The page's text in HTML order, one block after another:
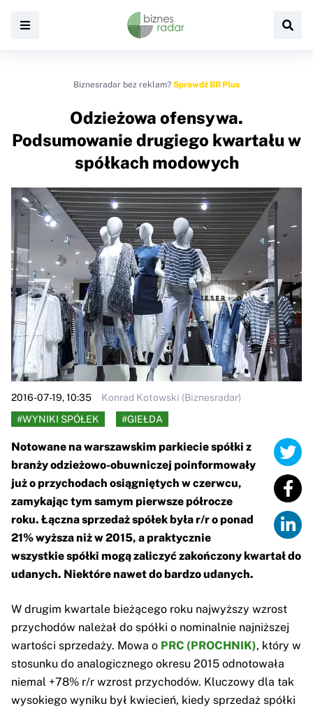
Biznesradar bez reklam? Sprawdź BR Plus
Odzieżowa ofensywa.
Podsumowanie drugiego kwartału w
spółkach modowych
2016-07-19, 10:35
Konrad Kotowski (Biznesradar)
#WYNIKI SPÓŁEK
#GIEŁDA
Notowane na warszawskim parkiecie spółki z
branży odzieżowo-obuwniczej poinformowały
już o przychodach osiągniętych w czerwcu,
zamykając tym samym pierwsze półrocze
roku. Łączna sprzedaż spółek była r/r o ponad
21% wyższa niż w 2015, a praktycznie
wszystkie spółki mogą zaliczyć zakończony kwartał do
udanych. Niektóre nawet do bardzo udanych.
W drugim kwartale bieżącego roku najwyższy wzrost
przychodów należał do spółki o nominalnie najniższej
wartości sprzedaży. Mowa o PRC (PROCHNIK), który w
stosunku do analogicznego okresu 2015 odnotowała
niemal +78% r/r wzrost przychodów. Kluczowy dla tak
wysokiego wyniku był kwiecień, kiedy sprzedaż spółki